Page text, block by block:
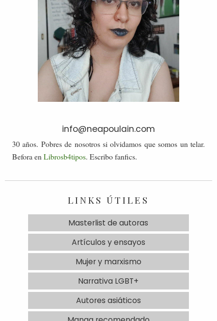
info@neapoulain.com
30 años. Pobres de nosotros si olvidamos que somos un telar.
Befora en Librosb4tipos. Escribo fanfics.
LINKS ÚTILES
Masterlist de autoras
Artículos y ensayos
Mujer y marxismo
Narrativa LGBT+
Autores asiáticos